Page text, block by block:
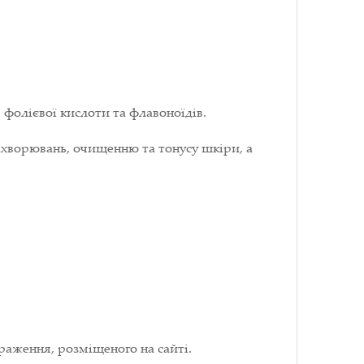
кислоти та флавоноїдів.
очищенню та тонусу шкіри, а
розміщеного на сайті.